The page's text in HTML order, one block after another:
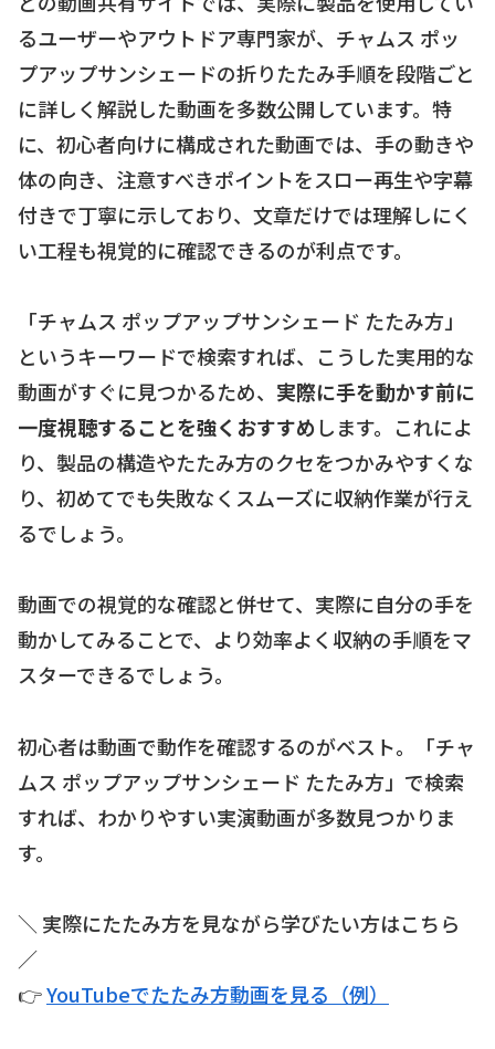
るユーザーやアウトドア専門家が、チャムス ポッ
プアップサンシェードの折りたたみ手順を段階ごと
に詳しく解説した動画を多数公開しています。特
に、初心者向けに構成された動画では、手の動きや
体の向き、注意すべきポイントをスロー再生や字幕
付きで丁寧に示しており、文章だけでは理解しにく
い工程も視覚的に確認できるのが利点です。
「チャムス ポップアップサンシェード たたみ方」
というキーワードで検索すれば、こうした実用的な
動画がすぐに見つかるため、 実際に手を動かす前に
一度視聴することを強くおすすめします。これによ
り、製品の構造やたたみ方のクセをつかみやすくな
り、初めてでも失敗なくスムーズに収納作業が行え
るでしょう。
動画での視覚的な確認と併せて、実際に自分の手を
動かしてみることで、より効率よく収納の手順をマ
スターできるでしょう。
初心者は動画で動作を確認するのがベスト。「チャ
ムス ポップアップサンシェード たたみ方」で検索
すれば、わかりやすい実演動画が多数見つかりま
す。
＼ 実際にたたみ方を見ながら学びたい方はこちら
／
👉YouTubeでたたみ方動画を見る（例）